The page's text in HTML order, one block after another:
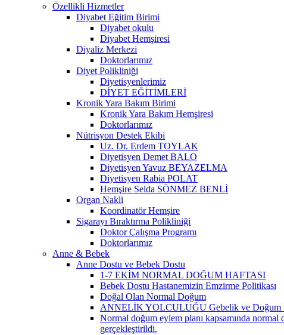
Özellikli Hizmetler
Diyabet Eğitim Birimi
Diyabet okulu
Diyabet Hemşiresi
Diyaliz Merkezi
Doktorlarımız
Diyet Polikliniği
Diyetisyenlerimiz
DİYET EĞİTİMLERİ
Kronik Yara Bakım Birimi
Kronik Yara Bakım Hemşiresi
Doktorlarımız
Nütrisyon Destek Ekibi
Uz. Dr. Erdem TOYLAK
Diyetisyen Demet BALO
Diyetisyen Yavuz BEYAZELMA
Diyetisyen Rabia POLAT
Hemşire Selda SÖNMEZ BENLİ
Organ Nakli
Koordinatör Hemşire
Sigarayı Bıraktırma Polikliniği
Doktor Çalışma Programı
Doktorlarımız
Anne & Bebek
Anne Dostu ve Bebek Dostu
1-7 EKİM NORMAL DOĞUM HAFTASI
Bebek Dostu Hastanemizin Emzirme Politikası
Doğal Olan Normal Doğum
ANNELİK YOLCULUĞU Gebelik ve Doğum
Normal doğum eylem planı kapsamında
gerçekleştirildi.